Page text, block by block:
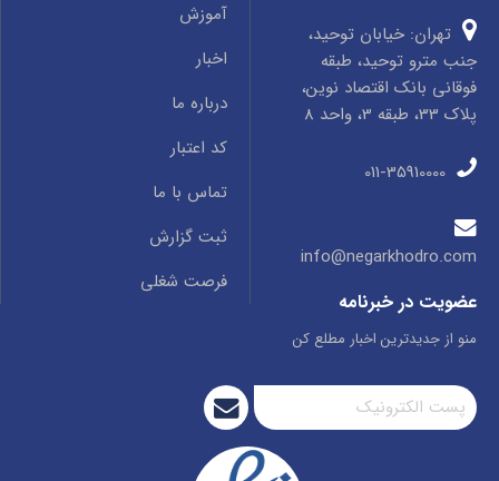
تهران: خیابان توحید،
جنب مترو توحید، طبقه
فوقانی بانک اقتصاد نوین،
پلاک 33، طبقه 3، واحد 8
info@negarkhodro.com
آموزش
اخبار
درباره ما
کد اعتبار
تماس با ما
ثبت گزارش
فرصت شغلی
عضویت در خبرنامه
منو از جدیدترین اخبار مطلع کن